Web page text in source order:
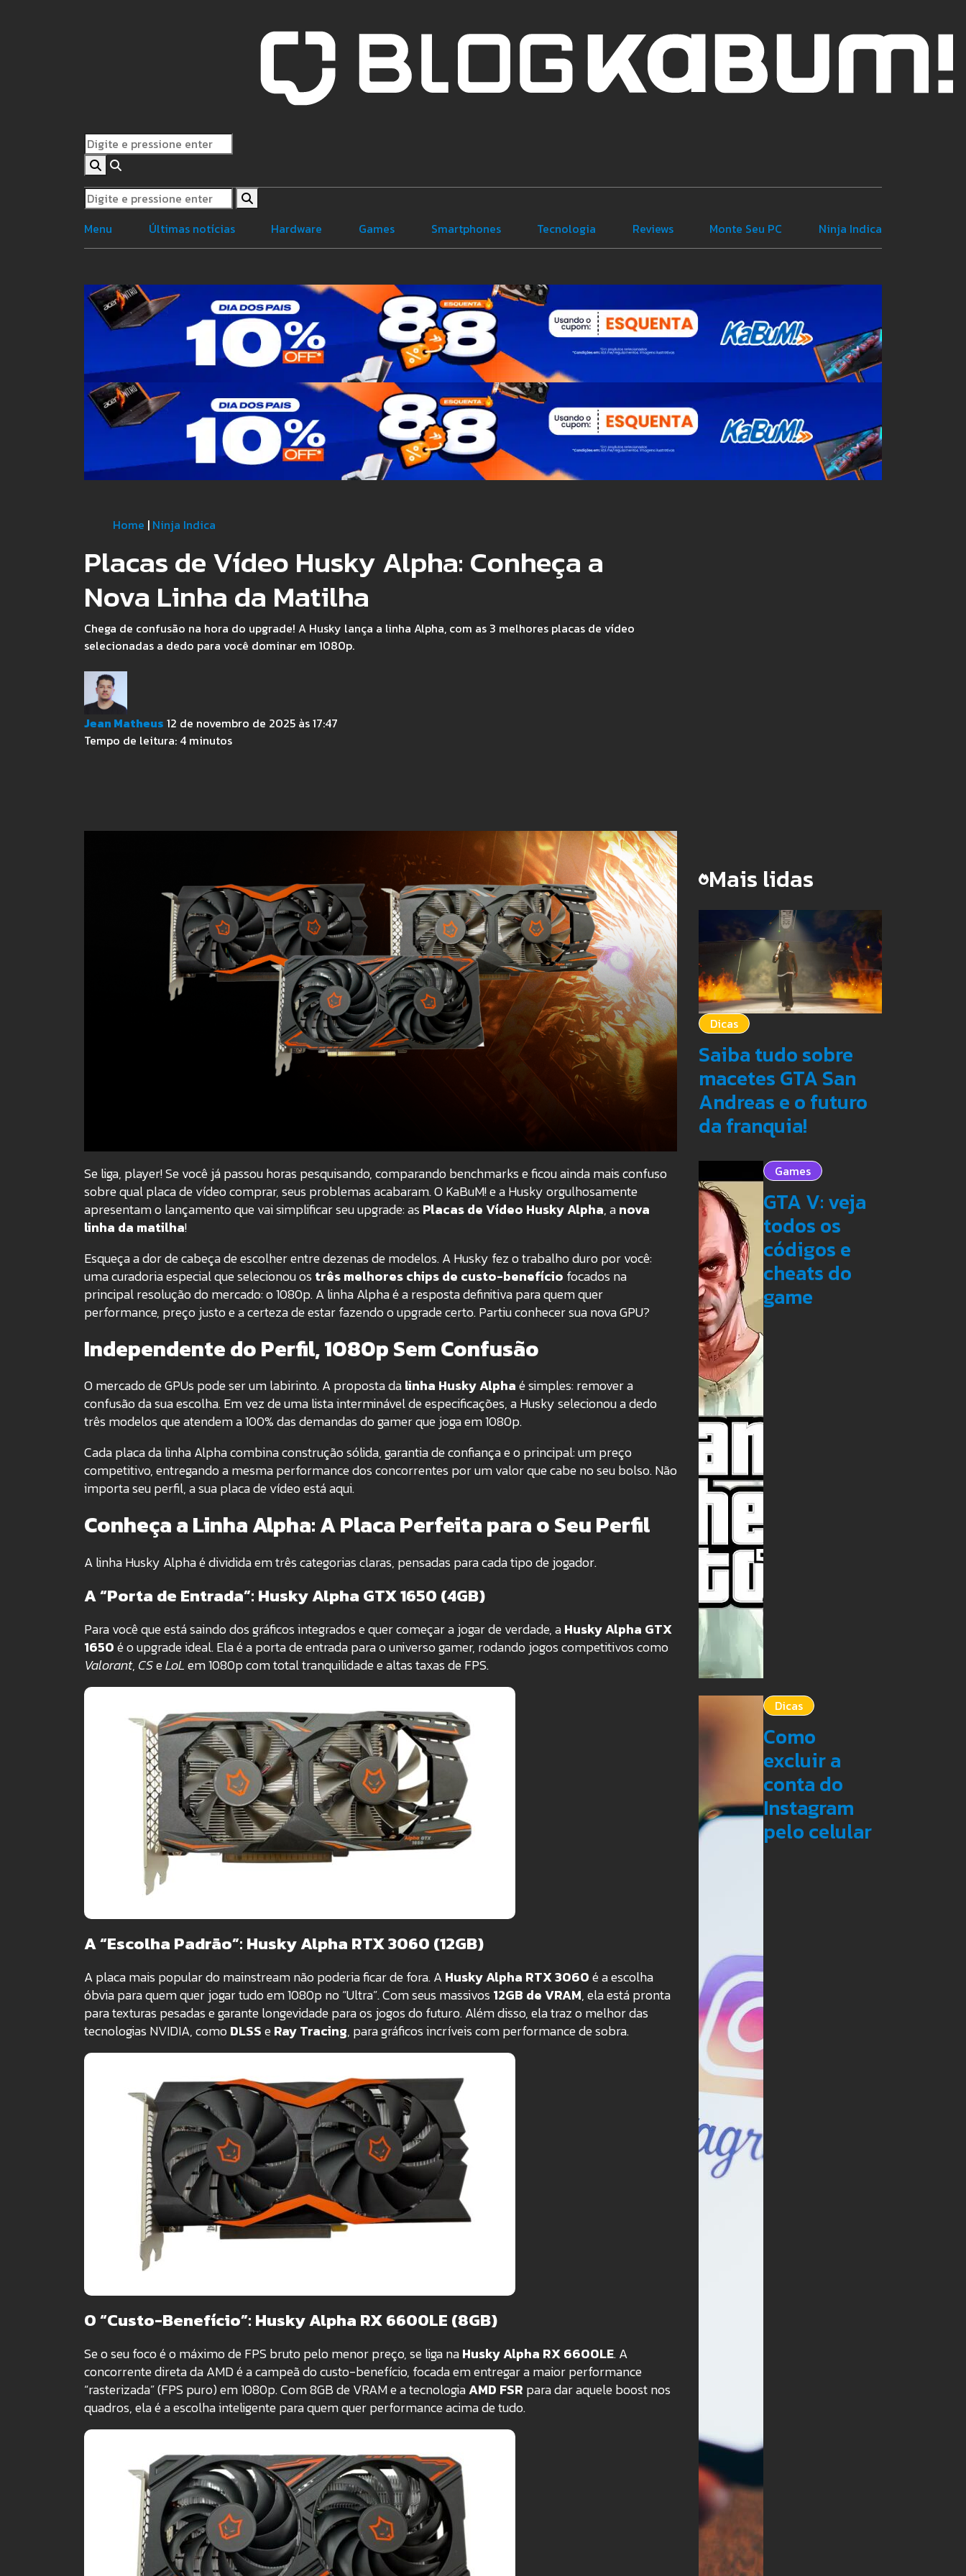
Menu Últimas notícias Hardware Games Smartphones Tecnologia Reviews Monte Seu PC Ninja Indica
Home | Ninja Indica
Placas de Vídeo Husky Alpha: Conheça a
Nova Linha da Matilha
Chega de confusão na hora do upgrade! A Husky lança a linha Alpha, com as 3 melhores placas de vídeo
selecionadas a dedo para você dominar em 1080p.
Jean Matheus 12 de novembro de 2025 às 17:47
Tempo de leitura: 4 minutos
Se liga, player! Se você já passou horas pesquisando, comparando benchmarks e ficou ainda mais confuso
sobre qual placa de vídeo comprar, seus problemas acabaram. O KaBuM! e a Husky orgulhosamente
apresentam o lançamento que vai simplificar seu upgrade: as Placas de Vídeo Husky Alpha, anova
linha da matilha!
Esqueça a dor de cabeça de escolher entre dezenas de modelos. A Husky fez o trabalho duro por você:
uma curadoria especial que selecionou os três melhores chips de custo-benefício focados na
principal resolução do mercado: o 1080p. A linha Alpha é a resposta definitiva para quem quer
performance, preço justo e a certeza de estar fazendo o upgrade certo. Partiu conhecer sua nova GPU?
Independente do Perfil, 1080p Sem Confusão
O mercado de GPUs pode ser um labirinto. A proposta dalinha Husky Alphaé simples: remover a
confusão da sua escolha. Em vez de uma lista interminável de especificações, a Husky selecionou a dedo
três modelos que atendem a 100% das demandas do gamer que joga em 1080p.
Cada placa da linha Alpha combina construção sólida, garantia de confiança e o principal: um preço
competitivo, entregando a mesma performance dos concorrentes por um valor que cabe no seu bolso. Não
importa seu perfil, a sua placa de vídeo está aqui.
Conheça a Linha Alpha: A Placa Perfeita para o Seu Perfil
A linha Husky Alpha é dividida em três categorias claras, pensadas para cada tipo de jogador.
A “Porta de Entrada”: Husky Alpha GTX 1650 (4GB)
Para você que está saindo dos gráficos integrados e quer começar a jogar de verdade, aHusky Alpha GTX
1650é o upgrade ideal. Ela é a porta de entrada para o universo gamer, rodando jogos competitivos como
Valorant, CSeLoLem 1080p com total tranquilidade e altas taxas de FPS.
A “Escolha Padrão”: Husky Alpha RTX 3060 (12GB)
A placa mais popular do mainstream não poderia ficar de fora. AHusky Alpha RTX 3060é a escolha
óbvia para quem quer jogar tudo em 1080p no “Ultra”. Com seus massivos 12GB de VRAM, ela está pronta
para texturas pesadas e garante longevidade para os jogos do futuro. Além disso, ela traz o melhor das
tecnologias NVIDIA, comoDLSSeRay Tracing, para gráficos incríveis com performance de sobra.
O “Custo-Benefício”: Husky Alpha RX 6600LE (8GB)
Se o seu foco é o máximo de FPS bruto pelo menor preço, se liga naHusky Alpha RX 6600LE. A
concorrente direta da AMD é a campeã do custo-benefício, focada em entregar a maior performance
“rasterizada” (FPS puro) em 1080p. Com 8GB de VRAM e a tecnologiaAMD FSR para dar aquele boost nos
quadros, ela é a escolha inteligente para quem quer performance acima de tudo.
Mais lidas
Dicas
Saiba tudo sobre
macetes GTA San
Andreas e o futuro
da franquia!
Games
GTA V: veja
todos os
códigos e
cheats do
game
Dicas
Como
excluir a
conta do
Instagram
pelo celular